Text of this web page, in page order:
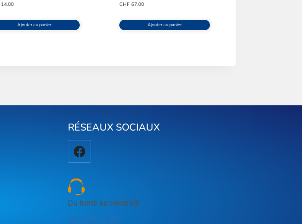
14.00
Ajouter au panier
CHF 67.00
Ajouter au panier
RÉSEAUX SOCIAUX
Du lundi au vendredi
021 800 31 90